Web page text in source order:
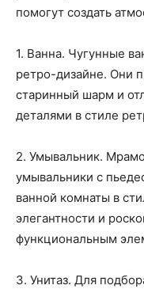
помогут создать
1. Ванна. Чугунные
ретро-дизайне. Они
старинный шарм и
деталями в стиле
2. Умывальник.
умывальники с
ванной комнаты в
элегантности и
функциональным
3. Унитаз. Для